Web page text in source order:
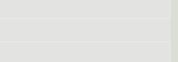
en transmissie, nieuwe